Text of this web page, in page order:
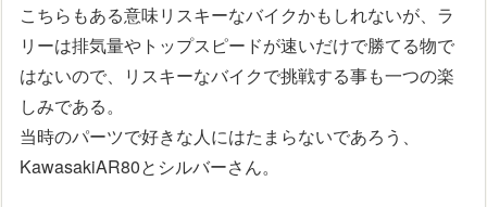
こちらもある意味リスキーなバイクかもしれないが、ラ
リーは排気量やトップスピードが速いだけで勝てる物で
はないので、リスキーなバイクで挑戦する事も一つの楽
しみである。
当時のパーツで好きな人にはたまらないであろう、
KawasakiAR80とシルバーさん。